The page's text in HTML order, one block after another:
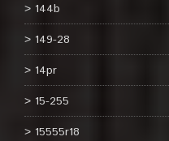
144b
149-28
14pr
15-255
15555r18